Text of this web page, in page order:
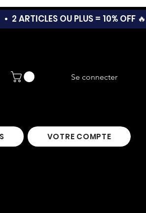
• 2 ARTICLES OU PLUS = 10% OFF 🔥
Se connecter
VOTRE COMPTE